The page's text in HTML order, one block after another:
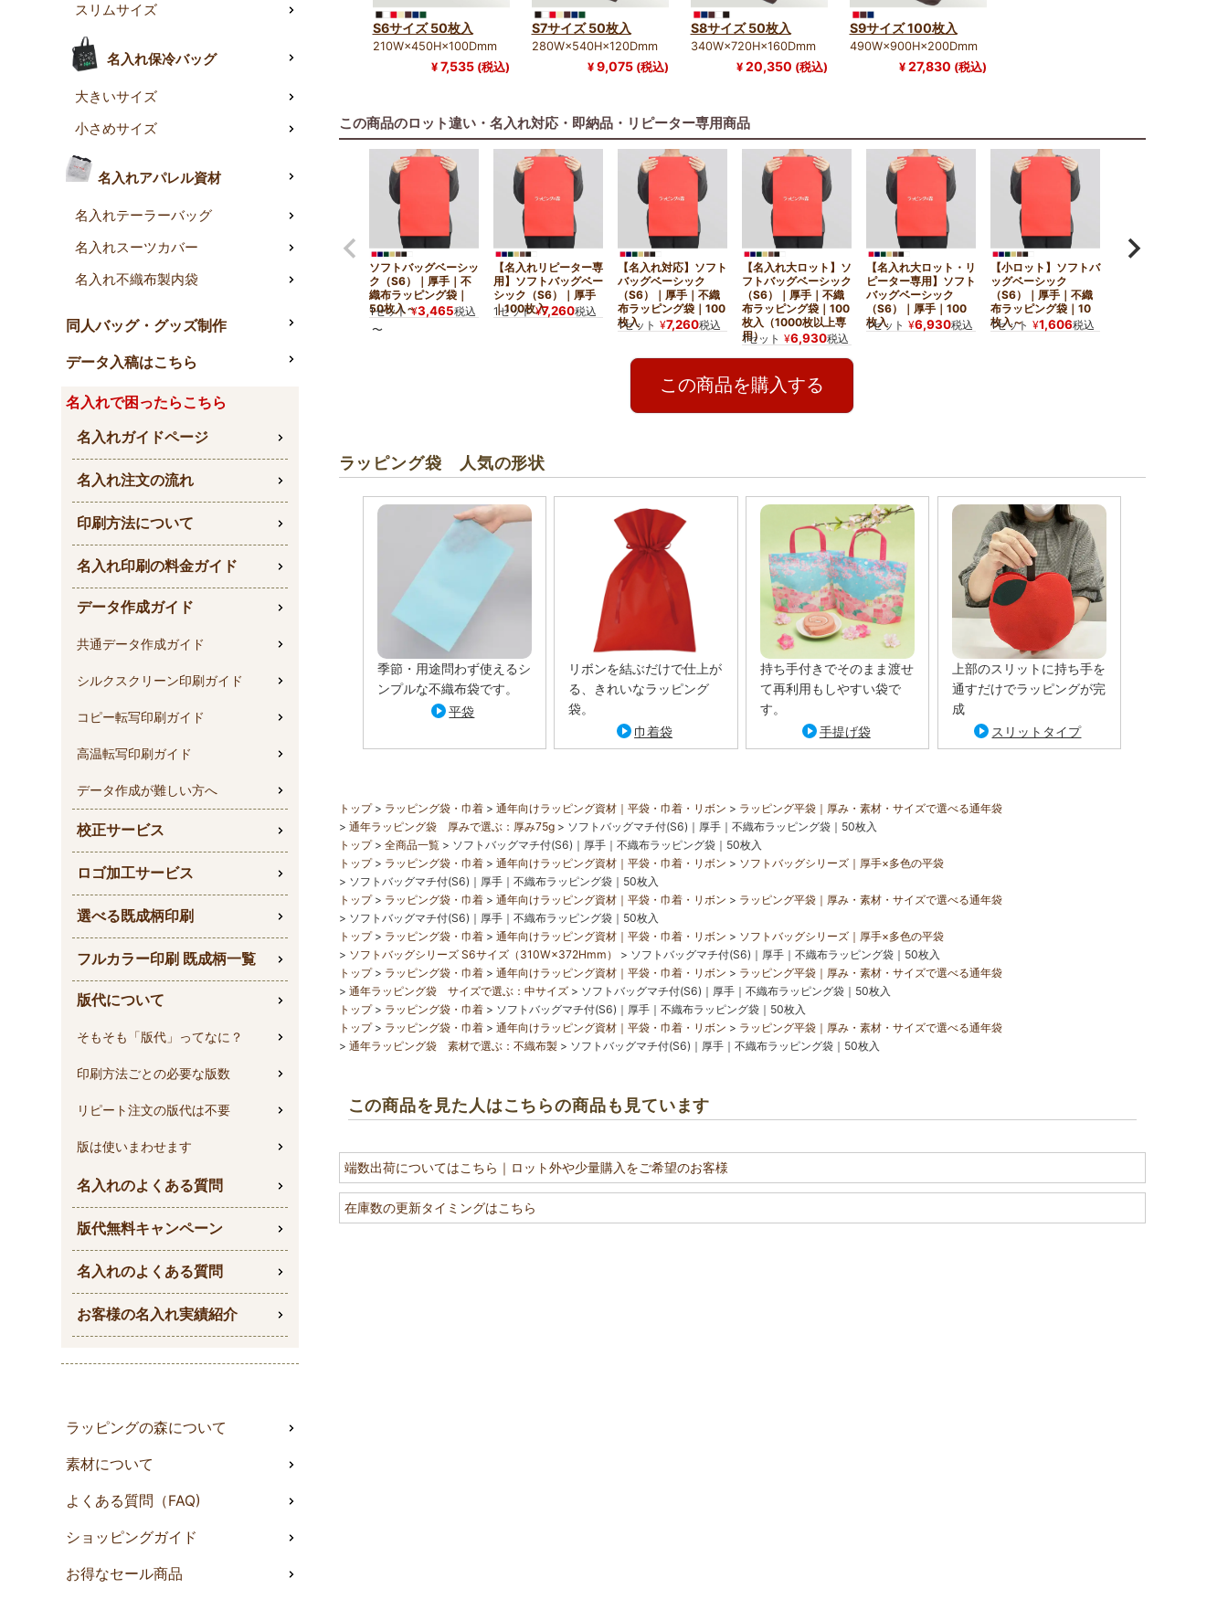
スリムサイズ
名入れ保冷バッグ
大きいサイズ
小さめサイズ
名入れアパレル資材
名入れテーラーバッグ
名入れスーツカバー
名入れ不織布製内袋
同人バッグ・グッズ制作
データ入稿はこちら
名入れで困ったらこちら
名入れガイドページ
名入れ注文の流れ
印刷方法について
名入れ印刷の料金ガイド
データ作成ガイド
共通データ作成ガイド
シルクスクリーン印刷ガイド
コピー転写印刷ガイド
高温転写印刷ガイド
データ作成が難しい方へ
校正サービス
ロゴ加工サービス
選べる既成柄印刷
フルカラー印刷 既成柄一覧
版代について
そもそも「版代」ってなに？
印刷方法ごとの必要な版数
リピート注文の版代は不要
版は使いまわせます
名入れのよくある質問
版代無料キャンペーン
名入れのよくある質問
お客様の名入れ実績紹介
ラッピングの森について
素材について
よくある質問（FAQ)
ショッピングガイド
お得なセール商品
S6サイズ 50枚入
210W×450H×100Dmm
¥ 7,535 (税込)
S7サイズ 50枚入
280W×540H×120Dmm
¥ 9,075 (税込)
S8サイズ 50枚入
340W×720H×160Dmm
¥ 20,350 (税込)
S9サイズ 100枚入
490W×900H×200Dmm
¥ 27,830 (税込)
この商品のロット違い・名入れ対応・即納品・リピーター専用商品
ソフトバッグベーシッ
ク（S6）｜厚手｜不
織布ラッピング袋｜
50枚入～
1セット ¥3,465税込
〜
【名入れリピーター専
用】ソフトバッグベー
シック（S6）｜厚手
｜100枚入
1セット ¥7,260税込
【名入れ対応】ソフト
バッグベーシック
（S6）｜厚手｜不織
布ラッピング袋｜100
枚入
1セット ¥7,260税込
【名入れ大ロット】ソ
フトバッグベーシック
（S6）｜厚手｜不織
布ラッピング袋｜100
枚入（1000枚以上専
用）
1セット ¥6,930税込
【名入れ大ロット・リ
ピーター専用】ソフト
バッグベーシック
（S6）｜厚手｜100
枚入
1セット ¥6,930税込
【小ロット】ソフトバ
ッグベーシック
（S6）｜厚手｜不織
布ラッピング袋｜10
枚入～
1セット ¥1,606税込
この商品を購入する
ラッピング袋 人気の形状
季節・用途問わず使えるシ
ンプルな不織布袋です。
平袋
リボンを結ぶだけで仕上が
る、きれいなラッピング
袋。
巾着袋
持ち手付きでそのまま渡せ
て再利用もしやすい袋で
す。
手提げ袋
上部のスリットに持ち手を
通すだけでラッピングが完
成
スリットタイプ
トップ ラッピング袋・巾着 通年向けラッピング資材｜平袋・巾着・リボン
ラッピング平袋｜厚み・素材・サイズで選べる通年袋
通年ラッピング袋 厚みで選ぶ：厚み75g
ソフトバッグマチ付(S6)｜厚手｜不織布ラッピング袋｜50枚入
トップ
全商品一覧
ソフトバッグマチ付(S6)｜厚手｜不織布ラッピング袋｜50枚入
トップ
ラッピング袋・巾着 通年向けラッピング資材｜平袋・巾着・リボン
ソフトバッグシリーズ｜厚手×多色の平袋
ソフトバッグマチ付(S6)｜厚手｜不織布ラッピング袋｜50枚入
トップ
ラッピング袋・巾着 通年向けラッピング資材｜平袋・巾着・リボン
ラッピング平袋｜厚み・素材・サイズで選べる通年袋
ソフトバッグマチ付(S6)｜厚手｜不織布ラッピング袋｜50枚入
トップ
ラッピング袋・巾着 通年向けラッピング資材｜平袋・巾着・リボン
ソフトバッグシリーズ｜厚手×多色の平袋
ソフトバッグシリーズ S6サイズ（310W×372Hmm）
ソフトバッグマチ付(S6)｜厚手｜不織布ラッピング袋｜50枚入
トップ
ラッピング袋・巾着 通年向けラッピング資材｜平袋・巾着・リボン
ラッピング平袋｜厚み・素材・サイズで選べる通年袋
通年ラッピング袋 サイズで選ぶ：中サイズ
ソフトバッグマチ付(S6)｜厚手｜不織布ラッピング袋｜50枚入
トップ
ラッピング袋・巾着
ソフトバッグマチ付(S6)｜厚手｜不織布ラッピング袋｜50枚入
トップ
ラッピング袋・巾着 通年向けラッピング資材｜平袋・巾着・リボン
ラッピング平袋｜厚み・素材・サイズで選べる通年袋
通年ラッピング袋 素材で選ぶ：不織布製
ソフトバッグマチ付(S6)｜厚手｜不織布ラッピング袋｜50枚入
この商品を見た人はこちらの商品も見ています
端数出荷についてはこちら ｜ロット外や少量購入をご希望のお客様
在庫数の更新タイミングはこちら